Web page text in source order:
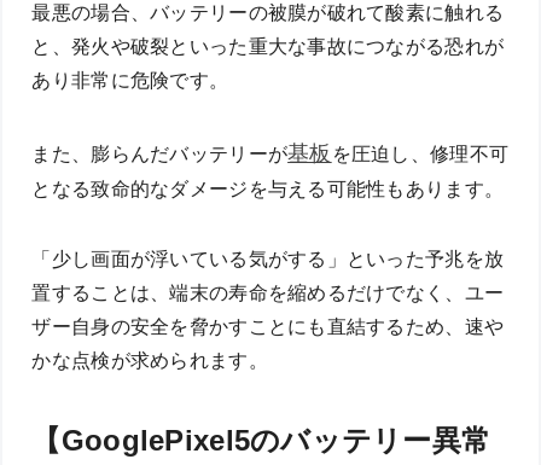
最悪の場合、バッテリーの被膜が破れて酸素に触れる
と、発火や破裂といった重大な事故につながる恐れが
あり非常に危険です。
また、膨らんだバッテリーが基板 を圧迫し、修理不可
となる致命的なダメージを与える可能性もあります。
「少し画面が浮いている気がする」といった予兆を放
置することは、端末の寿命を縮めるだけでなく、ユー
ザー自身の安全を脅かすことにも直結するため、速や
かな点検が求められます。
【GooglePixel5のバッテリー異常